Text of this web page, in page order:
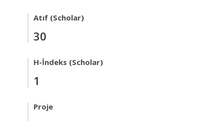
Atıf (Scholar)
30
H-İndeks (Scholar)
1
Proje